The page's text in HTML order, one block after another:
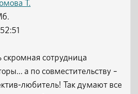
Т.
скромная сотрудница
а по совместительству –
любитель! Так думают все